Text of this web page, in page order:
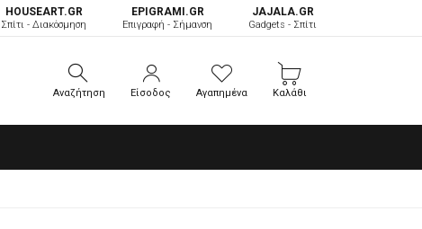
HOUSEART.GR
Σπίτι - Διακόσμηση
ΕPIGRAMI.GR
Επιγραφή - Σήμανση
JAJALA.GR
Gadgets - Σπίτι
Αναζήτηση Είσοδος Αγαπημένα Καλάθι